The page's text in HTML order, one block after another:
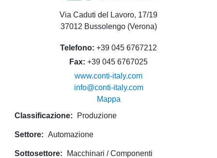
Via Caduti del Lavoro, 17/19
37012 Bussolengo (Verona)
Telefono +39 045 6767212
Fax +39 045 6767025
www.conti-italy.com
info@conti-italy.com
Mappa
Classificazione
Produzione
Settore Automazione
Sottosettore Macchinari / Componenti